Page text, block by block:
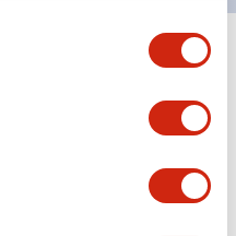
すべて展開+